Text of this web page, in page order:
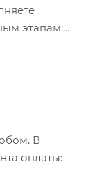
этапам:
В
оплаты: